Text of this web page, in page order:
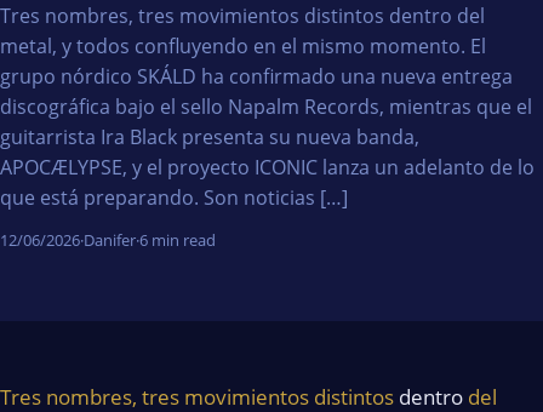
Tres nombres, tres movimientos distintos dentro del
metal, y todos confluyendo en el mismo momento. El
grupo nórdico SKÁLD ha confirmado una nueva entrega
discográfica bajo el sello Napalm Records, mientras que el
guitarrista Ira Black presenta su nueva banda,
APOCÆLYPSE, y el proyecto ICONIC lanza un adelanto de lo
que está preparando. Son noticias […]
12/06/2026·Danifer·6 min read
Tres nombres, tres movimientos distintos dentro del